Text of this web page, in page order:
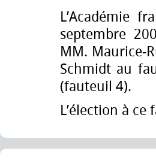
L’Académie
septembre
MM. Maurice-
Schmidt au
(fauteuil 4).
L’élection à